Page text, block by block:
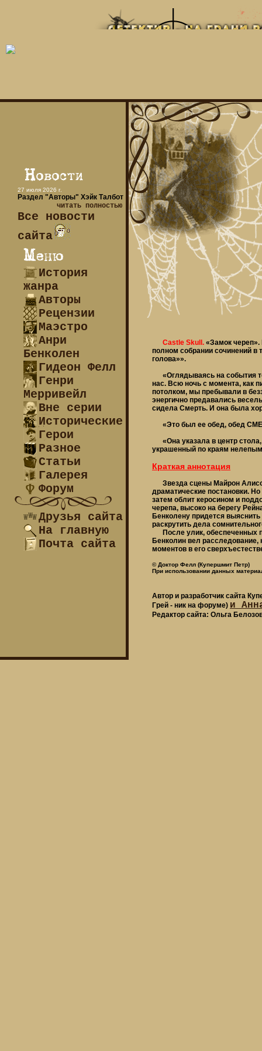
27 июля 2026 г.
Раздел "Авторы" Хэйк Талбот
читать полностью
Все новости
сайта
История
жанра
Авторы
Рецензии
Маэстро
Анри
Бенколен
Гидеон Фелл
Генри
Мерривейл
Вне серии
Исторические
Герои
Разное
Статьи
Галерея
Форум
Друзья сайта
На главную
Почта сайта
Castle Skull. «Замок
полном собрании сочинений в
голова»».
«Оглядываясь на события
нас. Всю ночь с момента, как
потолком, мы пребывали в
энергично предавались
сидела Смерть. И она была
«Это был ее обед, обед
«Она указала в центр
украшенный по краям
Краткая аннотация
Звезда сцены Майрон
драматические постановки.
затем облит керосином и
черепа, высоко на берегу
Бенколену придется
раскрутить дела
После улик, обеспеченных
Бенколин вел
моментов в его
© Доктор Фелл (Купершмит Петр)
При использовании данных
Автор и разработчик сайта
Грей - ник на форуме) и
Редактор сайта: Ольга